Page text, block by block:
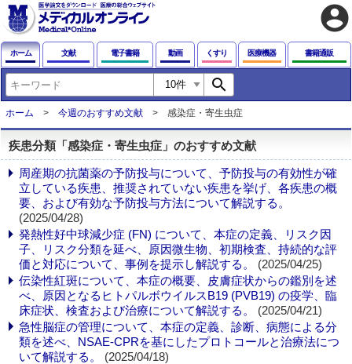
account_circle
ホーム 文献 電子書籍 動画 くすり 医療機器 書籍通販
search
ホーム 今週のおすすめ文献 感染症・寄生虫症
疾患分類「感染症・寄生虫症」のおすすめ文献
周産期の抗菌薬の予防投与について、予防投与の有効性が確
立している疾患、推奨されていない疾患を挙げ、各疾患の概
要、および有効な予防投与方法について解説する。
(2025/04/28)
発熱性好中球減少症 (FN) について、本症の定義、リスク因
子、リスク分類を延べ、原因微生物、初期検査、持続的な評
価と対応について、事例を提示し解説する。
(2025/04/25)
伝染性紅斑について、本症の概要、皮膚症状からの鑑別を述
べ、原因となるヒトパルボウイルスB19 (PVB19) の疫学、臨
床症状、検査および治療について解説する。
(2025/04/21)
急性脳症の管理について、本症の定義、診断、病態による分
類を述べ、NSAE-CPRを基にしたプロトコールと治療法につ
いて解説する。
(2025/04/18)